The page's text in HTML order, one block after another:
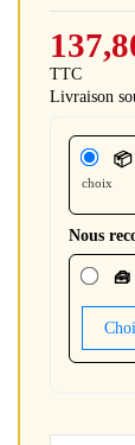
TTC
Livraison
📦
choix
Nous
🧰